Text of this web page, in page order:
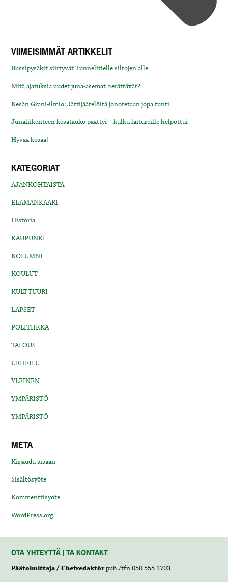
VIIMEISIMMÄT ARTIKKELIT
Bussipysäkit siirtyvät Tunnelitielle siltojen alle
Mitä ajatuksia uudet juna-asemat herättävät?
Kesän Grani-ilmiö: Jättijäätelöitä jonotetaan jopa tunti
Junaliikenteen kesätauko päättyi – kulku laitureille helpottui
Hyvää kesää!
KATEGORIAT
AJANKOHTAISTA
ELÄMÄNKAARI
Historia
KAUPUNKI
KOLUMNI
KOULUT
KULTTUURI
LAPSET
POLITIIKKA
TALOUS
URHEILU
YLEINEN
YMPÄRISTÖ
YMPÄRISTÖ
META
Kirjaudu sisään
Sisältösyöte
Kommenttisyöte
WordPress.org
OTA YHTEYTTÄ | TA KONTAKT
Päätoimittaja / Chefredaktörpuh./tfn 050 555 1703